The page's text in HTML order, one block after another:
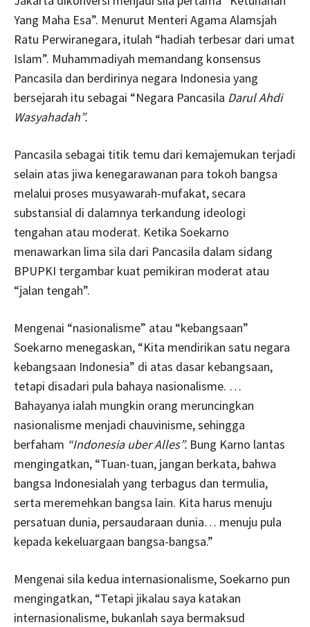
Yang Maha Esa”. Menurut Menteri Agama Alamsjah
Ratu Perwiranegara, itulah “hadiah terbesar dari umat
Islam”. Muhammadiyah memandang konsensus
Pancasila dan berdirinya negara Indonesia yang
bersejarah itu sebagai “Negara Pancasila Darul Ahdi
Wasyahadah”.
Pancasila sebagai titik temu dari kemajemukan terjadi
selain atas jiwa kenegarawanan para tokoh bangsa
melalui proses musyawarah-mufakat, secara
substansial di dalamnya terkandung ideologi
tengahan atau moderat. Ketika Soekarno
menawarkan lima sila dari Pancasila dalam sidang
BPUPKI tergambar kuat pemikiran moderat atau
“jalan tengah”.
Mengenai “nasionalisme” atau “kebangsaan”
Soekarno menegaskan, “Kita mendirikan satu negara
kebangsaan Indonesia” di atas dasar kebangsaan,
tetapi disadari pula bahaya nasionalisme. …
Bahayanya ialah mungkin orang meruncingkan
nasionalisme menjadi chauvinisme, sehingga
berfaham “Indonesia uber Alles”. Bung Karno lantas
mengingatkan, “Tuan-tuan, jangan berkata, bahwa
bangsa Indonesialah yang terbagus dan termulia,
serta meremehkan bangsa lain. Kita harus menuju
persatuan dunia, persaudaraan dunia… menuju pula
kepada kekeluargaan bangsa-bangsa.”
Mengenai sila kedua internasionalisme, Soekarno pun
mengingatkan, “Tetapi jikalau saya katakan
internasionalisme, bukanlah saya bermaksud